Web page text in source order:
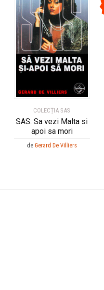
COLECȚIA SAS
SAS: Sa vezi Malta si
apoi sa mori
de Gerard De Villiers